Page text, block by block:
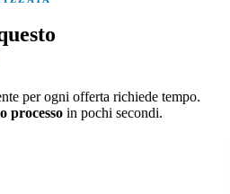
per ogni offerta richiede tempo.
processo in pochi secondi.